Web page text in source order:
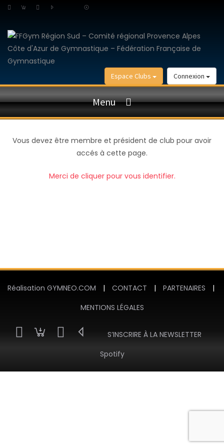
Connexion
Espace Clubs
Menu
Vous devez être membre et président de club pour avoir
accés à cette page.
Merci de cliquer pour vous identifier.
Réalisation GYMNEO.COM | CONTACT | PARTENAIRES
|
MENTIONS LÉGALES
S’INSCRIRE À LA NEWSLETTER
Spotify